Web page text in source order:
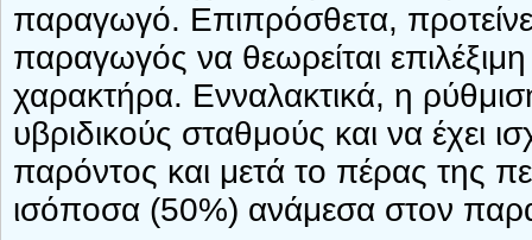
παραγωγό. Επιπρόσθετα,
παραγωγός να θεωρείται
χαρακτήρα. Ενναλακτικά, η
υβριδικούς σταθμούς και να έχει
παρόντος και μετά το πέρας της
ισόποσα (50%) ανάμεσα στον